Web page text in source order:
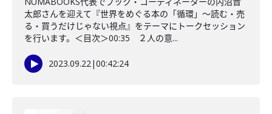
太郎さんを迎えて『世界をめぐる本の「循環」〜読む・売
る・買うだけじゃない視点』をテーマにトークセッション
を行います。＜目次＞00:35 ２人の意...
2023.09.22|00:42:24